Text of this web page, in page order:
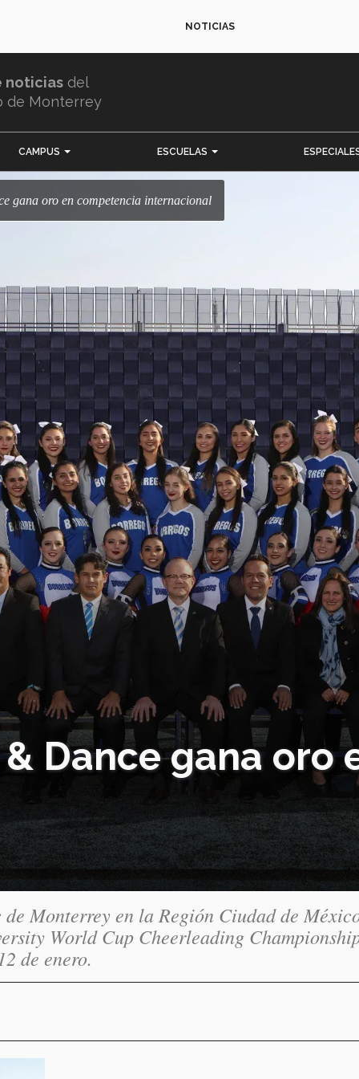
NOTICIAS
noticias del
de Monterrey
CAMPUS ESCUELAS
gana oro en competencia internacional
Dance gana oro
Monterrey en la Región Ciudad de
World Cup Cheerleading
de enero.